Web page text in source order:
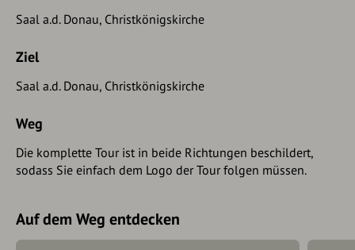
Saal a.d. Donau, Christkönigskirche
Ziel
Saal a.d. Donau, Christkönigskirche
Weg
Die komplette Tour ist in beide Richtungen beschildert,
sodass Sie einfach dem Logo der Tour folgen müssen.
Auf dem Weg entdecken